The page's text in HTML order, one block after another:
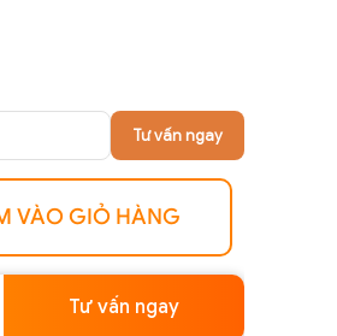
Tư vấn ngay
VÀO GIỎ HÀNG
Tư vấn ngay